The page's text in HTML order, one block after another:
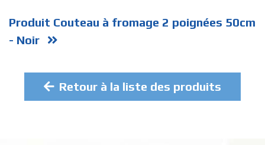
Produit Couteau à fromage 2 poignées 50cm
- Noir
Retour à la liste des produits